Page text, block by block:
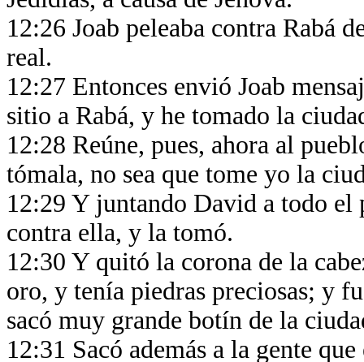
12:26 Joab peleaba contra Rabá
real.
12:27 Entonces envió Joab
sitio a Rabá, y he tomado la
12:28 Reúne, pues, ahora al
tómala, no sea que tome yo la
12:29 Y juntando David a todo el
contra ella, y la tomó.
12:30 Y quitó la corona de la
oro, y tenía piedras preciosas; y
sacó muy grande botín de la
12:31 Sacó además a la gente